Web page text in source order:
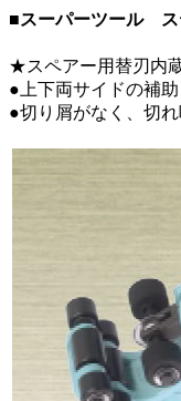
■スーパーツール ス
★スペアー用替刃内
●上下両サイドの補
●切り屑がなく、切